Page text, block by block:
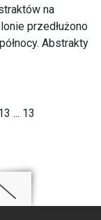
na
przedłużono
Abstrakty
... 13